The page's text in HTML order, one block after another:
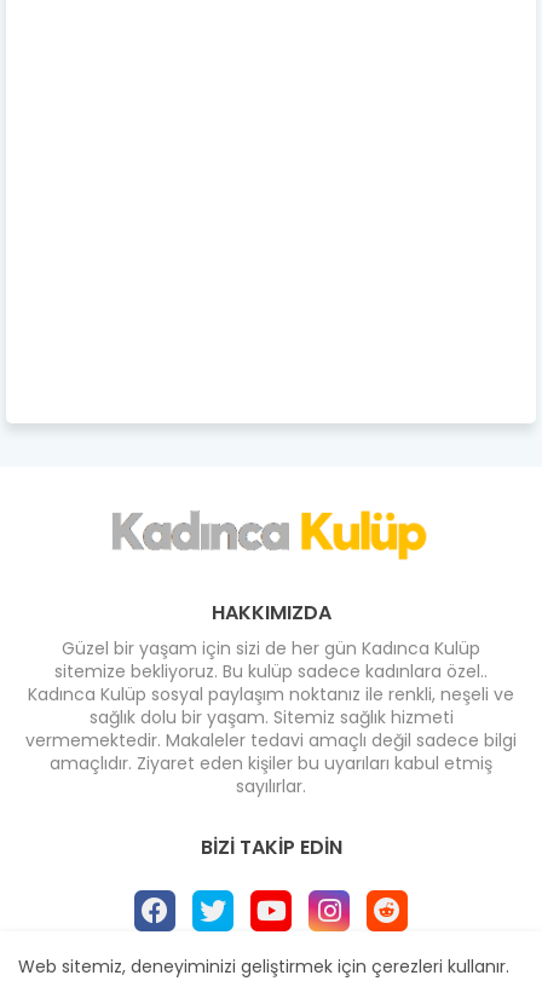
HAKKIMIZDA
Güzel bir yaşam için sizi de her gün Kadınca Kulüp
sitemize bekliyoruz. Bu kulüp sadece kadınlara özel..
Kadınca Kulüp sosyal paylaşım noktanız ile renkli, neşeli ve
sağlık dolu bir yaşam. Sitemiz sağlık hizmeti
vermemektedir. Makaleler tedavi amaçlı değil sadece bilgi
amaçlıdır. Ziyaret eden kişiler bu uyarıları kabul etmiş
sayılırlar.
BIZI TAKIP EDIN
Web sitemiz, deneyiminizi geliştirmek için çerezleri kullanır.